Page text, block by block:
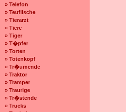
» Telefon
» Teuflische
» Tierarzt
» Tiere
» Tiger
» T�pfer
» Torten
» Totenkopf
» Tr�umende
» Traktor
» Tramper
» Traurige
» Tr�stende
» Trucks